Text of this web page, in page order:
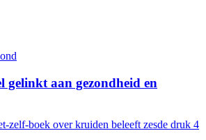
gelinkt aan gezondheid en